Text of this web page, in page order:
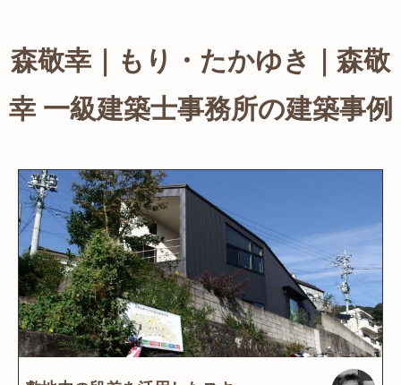
森敬幸｜もり・たかゆき｜森敬
幸 一級建築士事務所の建築事例